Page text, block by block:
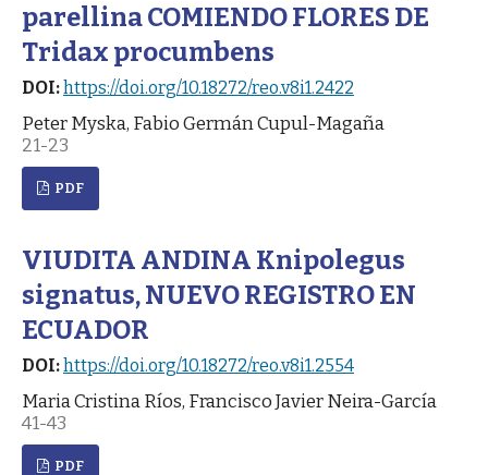
parellina COMIENDO FLORES DE
Tridax procumbens
DOI:https://doi.org/10.18272/reo.v8i1.2422
Peter Myska, Fabio Germán Cupul-Magaña
21-23
PDF
VIUDITA ANDINA Knipolegus
signatus, NUEVO REGISTRO EN
ECUADOR
DOI:https://doi.org/10.18272/reo.v8i1.2554
Maria Cristina Ríos, Francisco Javier Neira-García
41-43
PDF